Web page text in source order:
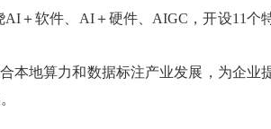
AI＋软件、AI＋硬件、AIGC，开设11个
本地算力和数据标注产业发展，为企业